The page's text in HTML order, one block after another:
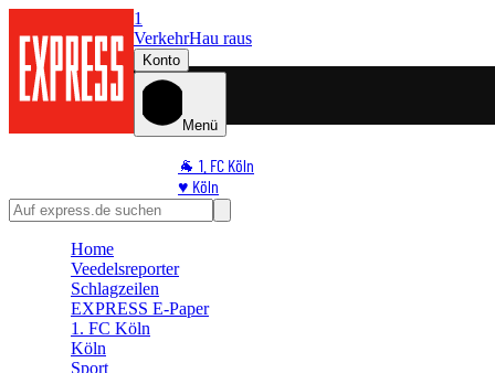
1
VerkehrHau raus
Konto
Menü
🐐 1. FC Köln
♥️ Köln
⭐ Promi
🛒 Shoppingwelt
Home
Veedelsreporter
Schlagzeilen
EXPRESS E-Paper
1. FC Köln
Köln
Sport